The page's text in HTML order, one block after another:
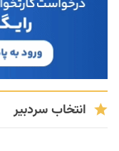
انتخاب سردبیر